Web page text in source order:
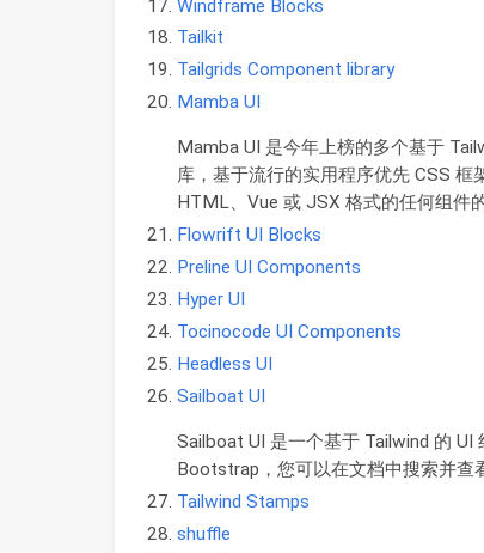
Windframe Blocks
Tailkit
Tailgrids Component library
Mamba UI
Mamba UI 是今年上榜的多个基于
库，基于流行的实用程序优先 CSS
HTML、Vue 或 JSX 格式的任何组件的
Flowrift UI Blocks
Preline UI Components
Hyper UI
Tocinocode UI Components
Headless UI
Sailboat UI
Sailboat UI 是一个基于 Tailwind 的
Bootstrap，您可以在文档中搜索并查
Tailwind Stamps
shuffle